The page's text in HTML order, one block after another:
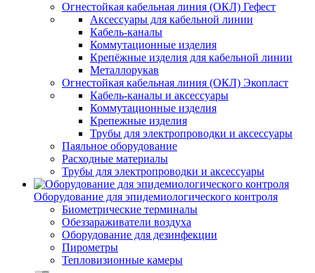
Огнестойкая кабельная линия (ОКЛ) Гефест
Аксессуары для кабельной линии
Кабель-каналы
Коммутационные изделия
Крепёжные изделия для кабельной линии
Металлорукав
Огнестойкая кабельная линия (ОКЛ) Экопласт
Кабель-каналы и аксессуары
Коммутационные изделия
Крепежные изделия
Трубы для электропроводки и аксессуары
Паяльное оборудование
Расходные материалы
Трубы для электропроводки и аксессуары
Оборудование для эпидемиологического контроля
Биометрические терминалы
Обеззараживатели воздуха
Оборудование для дезинфекции
Пирометры
Тепловизионные камеры